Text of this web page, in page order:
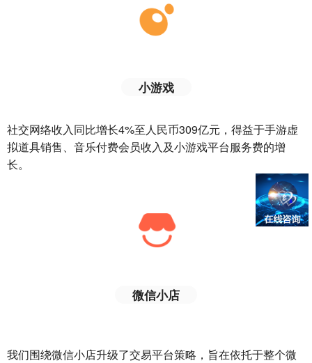
小游戏
社交网络收入同比增长4%至人民币309亿元，得益于手游虚
拟道具销售、音乐付费会员收入及小游戏平台服务费的增
长。
微信小店
我们围绕微信小店升级了交易平台策略，旨在依托于整个微